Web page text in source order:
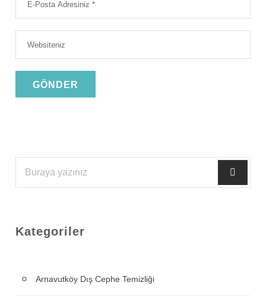
Kategoriler
Arnavutköy Dış Cephe Temizliği